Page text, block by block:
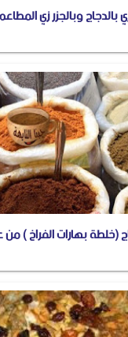
وبالجزر زي
(خلطة بهارات الفراخ )